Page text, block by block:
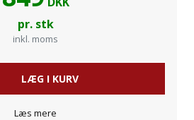
pr. stk
inkl. moms
Læs mere
LÆG I KURV